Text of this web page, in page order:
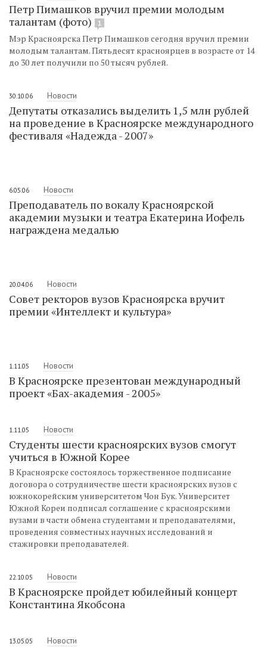
Петр Пимашков вручил премии молодым
талантам (фото)
1
Мэр Красноярска Петр Пимашков сегодня вручил премии
молодым талантам. Пятьдесят красноярцев в возрасте от 14
до 30 лет получили по 50 тысяч рублей.
30.10.06 Новости
Депутаты отказались выделить 1,5 млн рублей
на проведение в Красноярске международного
фестиваля «Надежда - 2007»
6.05.06 Новости
Преподаватель по вокалу Красноярской
академии музыки и театра Екатерина Иофель
награждена медалью
20.04.06 Новости
Совет ректоров вузов Красноярска вручит
премии «Интеллект и культура»
1.11.05 Новости
В Красноярске презентован международный
проект «Бах-академия - 2005»
1.11.05 Новости
Студенты шести красноярских вузов смогут
учиться в Южной Корее
В Красноярске состоялось торжественное подписание
договора о сотрудничестве шести красноярских вузов с
южнокорейским университетом Чон Бук. Университет
Южной Кореи подписал соглашение с красноярскими
вузами в части обмена студентами и преподавателями,
проведения совместных научных исследований и
стажировки преподавателей.
22.10.05 Новости
В Красноярске пройдет юбилейный концерт
Константина Якобсона
13.05.05 Новости